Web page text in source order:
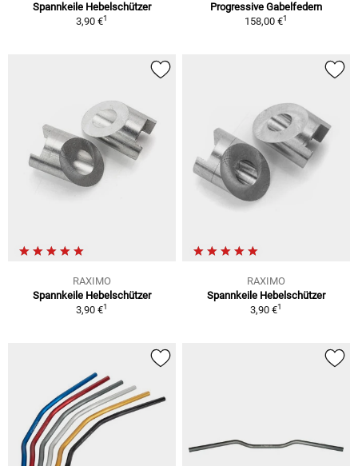
Spannkeile Hebelschützer
3,90 €1
Progressive Gabelfedern
158,00 €1
RAXIMO
Spannkeile Hebelschützer
3,90 €1
RAXIMO
Spannkeile Hebelschützer
3,90 €1